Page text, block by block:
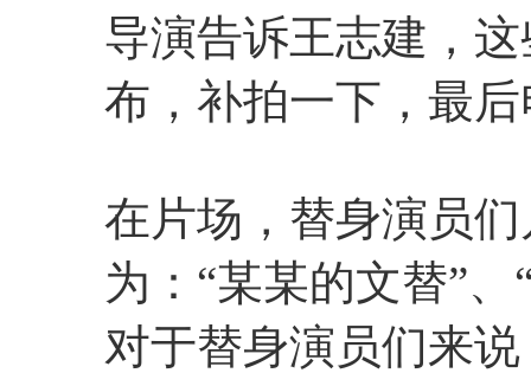
导演告诉王志建，
布，补拍一下，最
在片场，替身演员
为：“某某的文替”
对于替身演员们来